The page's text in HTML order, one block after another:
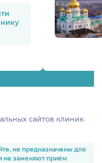
сайтов клиник
не предназначены для
не заменяют приём